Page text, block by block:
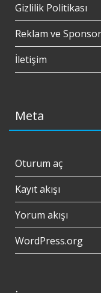
Gizlilik Politikası
Reklam ve
İletişim
Meta
Oturum aç
Kayıt akışı
Yorum akışı
WordPress.org